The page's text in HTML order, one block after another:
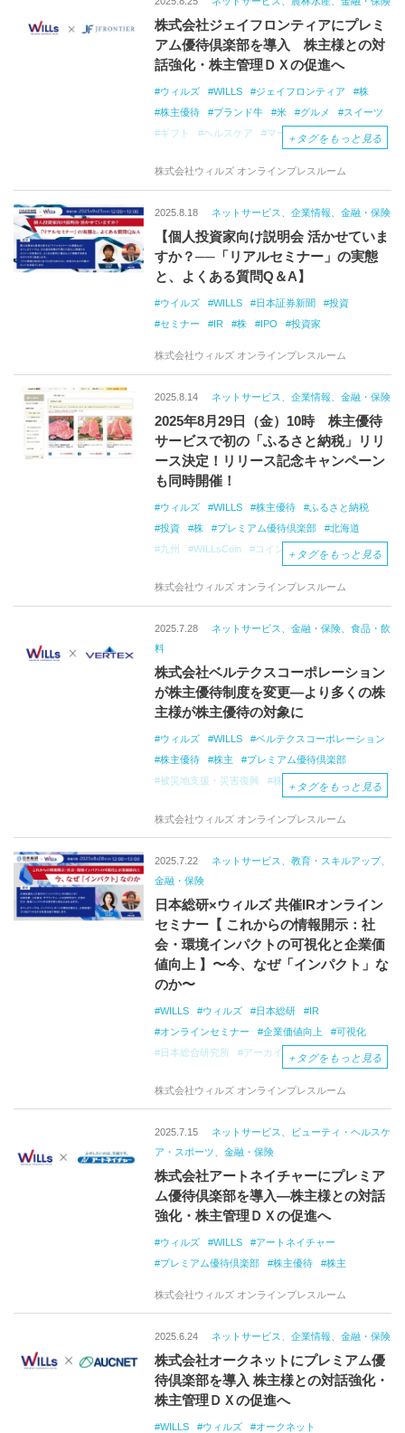
株式会社ジェイフロンティアにプレミ
アム優待倶楽部を導入 株主様との対
話強化・株主管理ＤＸの促進へ
ウィルズ WILLS ジェイフロンティア
株
株主優待
ブランド牛 米 グルメ
スイーツ
ギフト
ヘルスケア マーケティング
＋ タグをもっと見る
株式会社ウィルズ オンラインプレスルーム
2025.8.18 ネットサービス、企業情報、金融・保険
【個人投資家向け説明会 活かせていま
すか？──「リアルセミナー」の実態
と、よくある質問Q＆A】
ウイルズ WILLS 日本証券新聞
投資
セミナー
IR 株 IPO 投資家
株式会社ウィルズ オンラインプレスルーム
2025.8.14 ネットサービス、企業情報、金融・保険
2025年8月29日（金）10時 株主優待
サービスで初の「ふるさと納税」リリ
ース決定！リリース記念キャンペーン
も同時開催！
ウィルズ WILLS 株主優待
ふるさと納税
投資
株 プレミアム優待倶楽部
北海道
九州
WILLsCoin コインバック
＋ タグをもっと見る
株式会社ウィルズ オンラインプレスルーム
2025.7.28
ネットサービス、金融・保険、食品・飲
料
株式会社ベルテクスコーポレーション
が株主優待制度を変更―より多くの株
主様が株主優待の対象に
ウィルズ WILLS
ベルテクスコーポレーション
株主優待
株主
プレミアム優待倶楽部
被災地支援・災害復興
株主情報
＋ タグをもっと見る
株式会社ウィルズ オンラインプレスルーム
2025.7.22
ネットサービス、教育・スキルアップ、
金融・保険
日本総研×ウィルズ 共催IRオンライン
セミナー【 これからの情報開示：社
会・環境インパクトの可視化と企業価
値向上 】〜今、なぜ「インパクト」な
のか〜
WILLS ウィルズ 日本総研
IR
オンラインセミナー
企業価値向上
可視化
日本総合研究所
アーカイブ配信
投資家
中小企業
ライブ配信
＋ タグをもっと見る
株式会社ウィルズ オンラインプレスルーム
2025.7.15
ネットサービス、ビューティ・ヘルスケ
ア・スポーツ、金融・保険
株式会社アートネイチャーにプレミア
ム優待倶楽部を導入―株主様との対話
強化・株主管理ＤＸの促進へ
ウィルズ WILLS
アートネイチャー
プレミアム優待倶楽部
株主優待 株主
株式会社ウィルズ オンラインプレスルーム
2025.6.24 ネットサービス、企業情報、金融・保険
株式会社オークネットにプレミアム優
待倶楽部を導入 株主様との対話強化・
株主管理ＤＸの促進へ
WILLS ウィルズ
オークネット